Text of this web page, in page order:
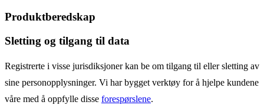
Produktberedskap
Sletting og tilgang til data
Registrerte i visse jurisdiksjoner kan be om tilgang til eller sletting av
sine personopplysninger. Vi har bygget verktøy for å hjelpe kundene
våre med å oppfylle disse forespørslene.